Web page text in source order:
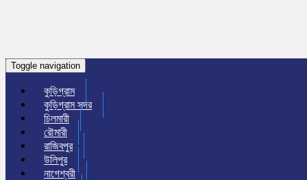
Toggle navigation
কুড়িগ্রাম
কুড়িগ্রাম সদর
চিলমারী
রৌমারী
রাজিবপুর
উলিপুর
নাগেশ্বরী